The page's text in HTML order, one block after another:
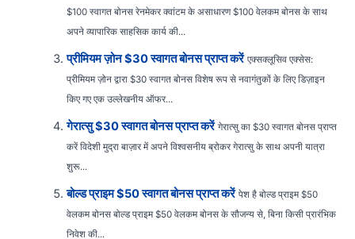
$100 स्वागत बोनस रेनमेकर क्वांटम के असाधारण $100 वेलकम बोनस के साथ
अपने व्यापारिक साहसिक कार्य की...
प्रीमियम ज़ोन $30 स्वागत बोनस प्राप्त करें एक्सक्लूसिव एक्सेस:
प्रीमियम ज़ोन द्वारा $30 स्वागत बोनस विशेष रूप से नवागंतुकों के लिए डिज़ाइन
किए गए एक उल्लेखनीय ऑफर...
गेरात्सु $30 स्वागत बोनस प्राप्त करें गेरात्सु का $30 स्वागत बोनस प्राप्त
करें विदेशी मुद्रा बाज़ार में अपने विश्वसनीय ब्रोकर गेरात्सु के साथ अपनी यात्रा
शुरू...
बोल्ड प्राइम $50 स्वागत बोनस प्राप्त करें पेश है बोल्ड प्राइम $50
वेलकम बोनस बोल्ड प्राइम $50 वेलकम बोनस के सौजन्य से, बिना किसी प्रारंभिक
निवेश की...